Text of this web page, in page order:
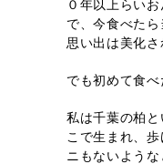
０年以上らい
で、今食べたら
思い出は美化さ
でも初めて食べ
私は千葉の柏
こで生まれ、
ニもないよう